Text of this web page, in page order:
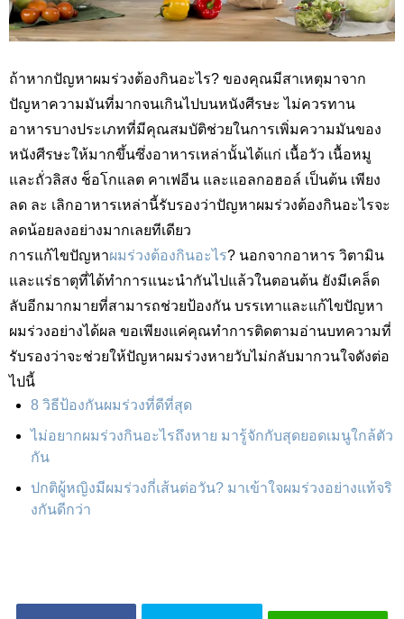
ถ้าหากปัญหาผมร่วงต้องกินอะไร? ของคุณมีสาเหตุมาจาก
ปัญหาความมันที่มากจนเกินไปบนหนังศีรษะ ไม่ควรทาน
อาหารบางประเภทที่มีคุณสมบัติช่วยในการเพิ่มความมันของ
หนังศีรษะให้มากขึ้นซึ่งอาหารเหล่านั้นได้แก่ เนื้อวัว เนื้อหมู
และถั่วลิสง ช็อโกแลต คาเฟอีน และแอลกอฮอล์ เป็นต้น เพียง
ลด ละ เลิกอาหารเหล่านี้รับรองว่าปัญหาผมร่วงต้องกินอะไรจะ
ลดน้อยลงอย่างมากเลยทีเดียว
การแก้ไขปัญหาผมร่วงต้องกินอะไร? นอกจากอาหาร วิตามิน
และแร่ธาตุที่ได้ทำการแนะนำกันไปแล้วในตอนต้น ยังมีเคล็ด
ลับอีกมากมายที่สามารถช่วยป้องกัน บรรเทาและแก้ไขปัญหา
ผมร่วงอย่างได้ผล ขอเพียงแค่คุณทำการติดตามอ่านบทความที่
รับรองว่าจะช่วยให้ปัญหาผมร่วงหายวับไม่กลับมากวนใจดังต่อ
ไปนี้
8 วิธีป้องกันผมร่วงที่ดีที่สุด
ไม่อยากผมร่วงกินอะไรถึงหาย มารู้จักกับสุดยอดเมนูใกล้ตัว
กัน
ปกติผู้หญิงมีผมร่วงกี่เส้นต่อวัน? มาเข้าใจผมร่วงอย่างแท้จริ
งกันดีกว่า